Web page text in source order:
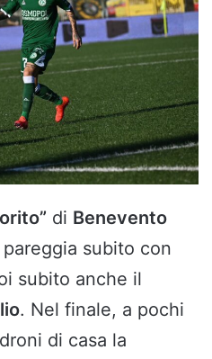
di Benevento
subito con
subito anche il
. Nel finale, a pochi
di casa la